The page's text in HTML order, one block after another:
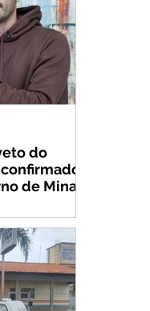
do
de Minas